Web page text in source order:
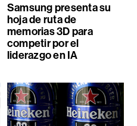
Samsung presenta su
hoja de ruta de
memorias 3D para
competir por el
liderazgo en IA